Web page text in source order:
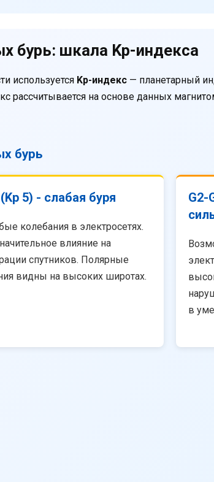
бурь: шкала Kp-индекса
используется Kp-индекс — планетарный
рассчитывается на основе данных
бурь
5) - слабая буря
колебания в электросетях.
влияние на
спутников. Полярные
видны на высоких широтах.
G2-
в